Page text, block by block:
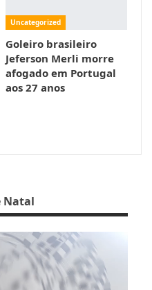
Uncategorized
Goleiro brasileiro
Jeferson Merli morre
afogado em Portugal
aos 27 anos
Natal